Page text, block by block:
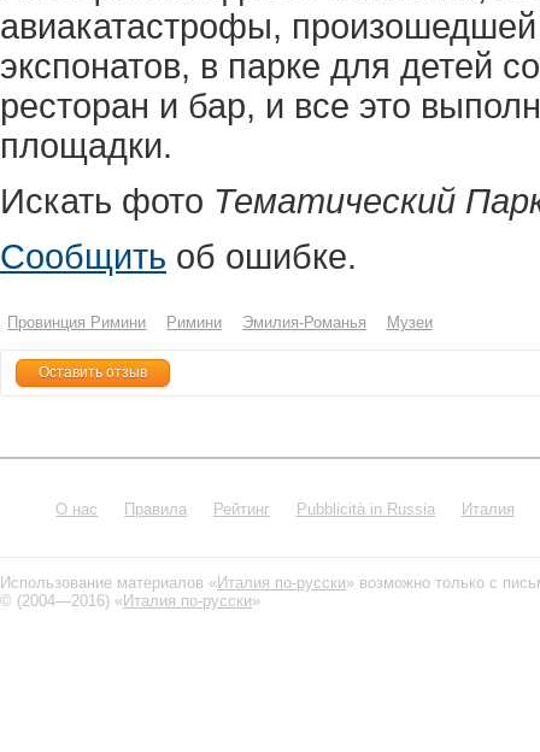
авиакатастрофы,
экспонатов, в парке для детей
ресторан и бар, и все это
площадки.
Искать фото Тематический
Сообщить об ошибке.
Провинция Римини Римини Эмилия-Романья Музеи
Оставить отзыв
О нас Правила Рейтинг Pubblicità in Russia Италия
Использование материалов «Италия по-русски» возможно только с
© (2004—2016) «Италия по-русски»